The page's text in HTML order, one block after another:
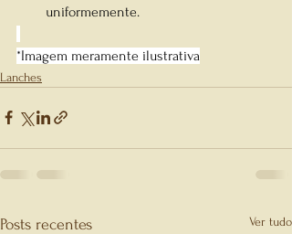
uniformemente.
*Imagem meramente ilustrativa
Lanches
Posts recentes Ver tudo